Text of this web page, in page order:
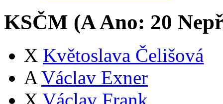
KSČM (AAno: 20
X Květoslava Čelišová
A Václav Exner
X Václav Frank